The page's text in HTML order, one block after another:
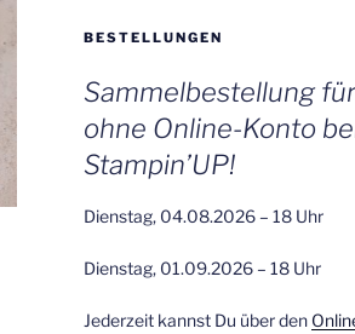
BESTELLUNGEN
Sammelbestellung
ohne Online-Konto
Stampin’UP!
Dienstag, 04.08.2026 – 18 Uhr
Dienstag, 01.09.2026 – 18 Uhr
Jederzeit kannst Du über den